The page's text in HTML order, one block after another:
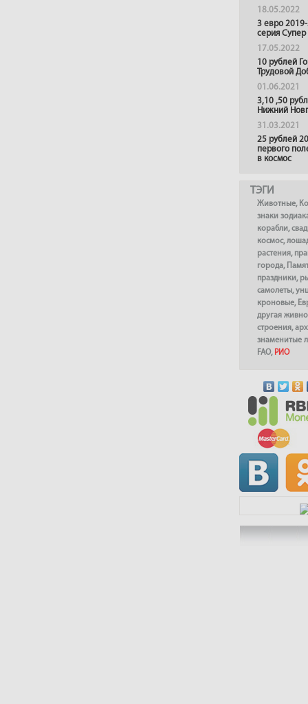
18.05.2022
3 евро
серия
17.05.2022
10 рублей
Трудовой
01.06.2021
3,10 ,50
Нижний
31.03.2021
25 рублей
первого
в космос
ТЭГИ
Животные,
знаки
корабли,
космос,
растения,
города,
праздники,
самолеты,
кроновые,
другая
строения,
знаменитые
FAO, РИО